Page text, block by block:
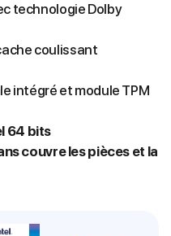
technologie Dolby
coulissant
intégré et module TPM
64 bits
couvre les pièces et la